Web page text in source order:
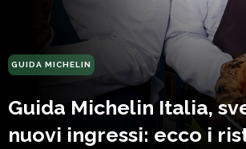
GUIDA MICHELIN
Guida Michelin Italia,
nuovi ingressi: ecco i